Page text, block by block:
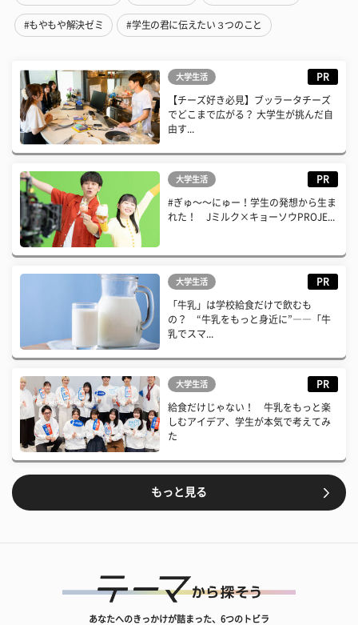
#もやもや解決ゼミ #学生の君に伝えたい３つのこと
大学生活 PR
【チーズ好き必見】ブッラータチーズ
でどこまで広がる？ 大学生が挑んだ自
由す...
大学生活 PR
#ぎゅ〜〜にゅー！学生の発想から生ま
れた！ Jミルク×キョーソウPROJE...
大学生活 PR
「牛乳」は学校給食だけで飲むも
の？ “牛乳をもっと身近に”――「牛
乳でスマ...
大学生活 PR
給食だけじゃない！ 牛乳をもっと楽
しむアイデア、学生が本気で考えてみ
た
もっと見る
あなたへのきっかけが詰まった、6つのトビラ